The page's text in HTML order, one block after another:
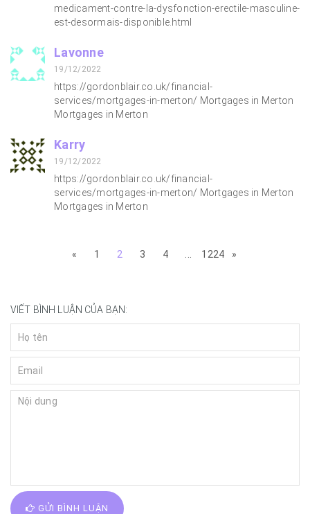
medicament-contre-la-dysfonction-erectile-masculine-
est-desormais-disponible.html
Lavonne
19/12/2022
https://gordonblair.co.uk/financial-
services/mortgages-in-merton/ Mortgages in Merton
Mortgages in Merton
Karry
19/12/2022
https://gordonblair.co.uk/financial-
services/mortgages-in-merton/ Mortgages in Merton
Mortgages in Merton
« 1 2 3 4 1224 »
VIẾT BÌNH LUẬN CỦA BẠN:
GỬI BÌNH LUẬN